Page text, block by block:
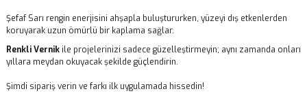
Şefaf Sarı rengin enerjisini ahşapla buluştururken, yüzeyi dış etkenlerden
koruyarak uzun ömürlü bir kaplama sağlar.
Renkli Vernik ile projelerinizi sadece güzelleştirmeyin; aynı zamanda onları
yıllara meydan okuyacak şekilde güçlendirin.
Şimdi sipariş verin ve farkı ilk uygulamada hissedin!